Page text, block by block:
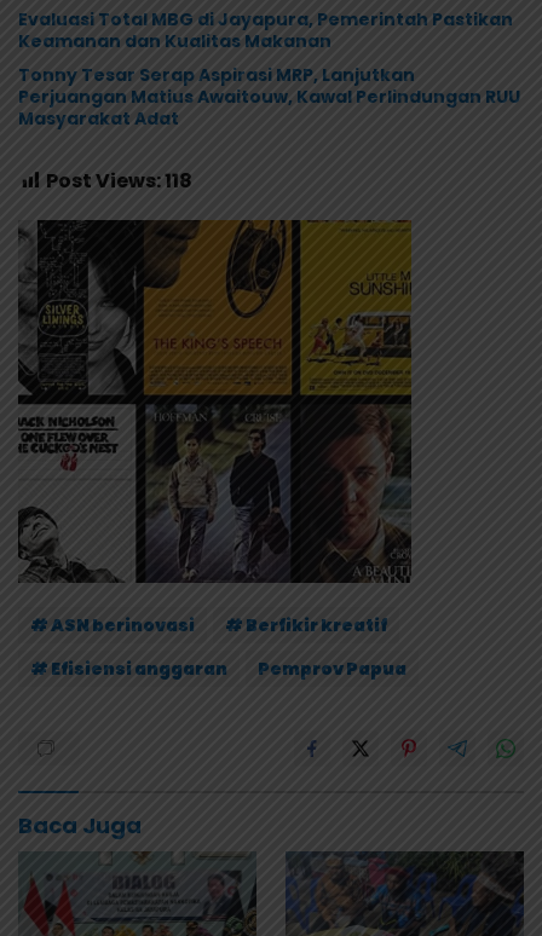
Evaluasi Total MBG di Jayapura, Pemerintah Pastikan
Keamanan dan Kualitas Makanan
Tonny Tesar Serap Aspirasi MRP, Lanjutkan
Perjuangan Matius Awaitouw, Kawal Perlindungan RUU
Masyarakat Adat
Post Views:118
# ASN berinovasi
# Berfikir kreatif
# Efisiensi anggaran
Pemprov Papua
Baca Juga